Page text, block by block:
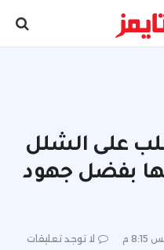
على الشلل
بفضل جهود
لا توجد تعليقات